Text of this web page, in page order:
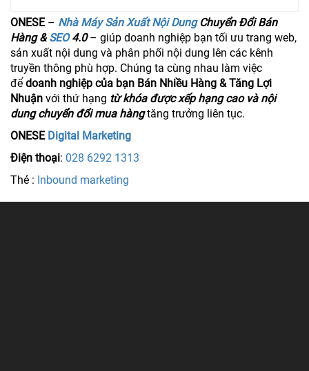
ONESE– Nhà Máy Sản Xuất Nội DungChuyển Đổi Bán
Hàng &SEO4.0– giúp doanh nghiệp bạn tối ưu trang web,
sản xuất nội dung và phân phối nội dung lên các kênh
truyền thông phù hợp. Chúng ta cùng nhau làm việc
để doanh nghiệp của bạn Bán Nhiều Hàng & Tăng Lợi
Nhuận với thứ hạng từ khóa được xếp hạng cao và nội
dung chuyển đổi mua hàngtăng trưởng liên tục.
ONESE Digital Marketing
Điện thoại: 028 6292 1313
Thẻ : Inbound marketing